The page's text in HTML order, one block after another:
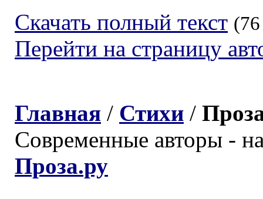
Скачать полный текст
Перейти на страницу
Главная / Стихи /
Современные авторы -
Проза.ру